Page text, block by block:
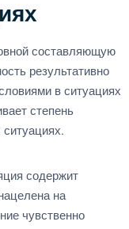
составляющую
результативно
в ситуациях
степень
содержит
на
чувственно